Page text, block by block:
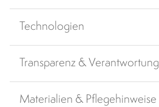
Technologien
Transparenz & Verantwortung
Materialien & Pflegehinweise